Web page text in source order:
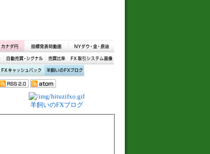
羊飼いのFXブログ